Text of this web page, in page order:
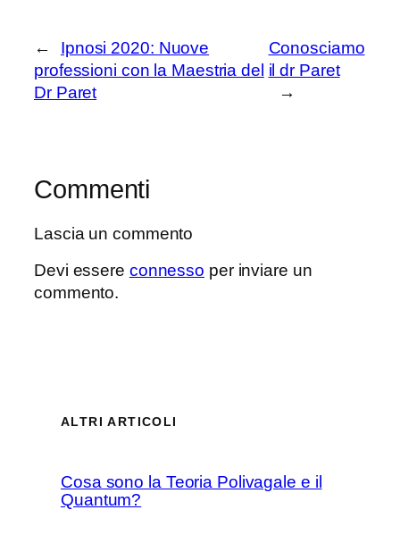
←
Ipnosi 2020: Nuove
professioni con la Maestria del
Dr Paret
Conosciamo
il dr Paret
→
Commenti
Lascia un commento
Devi essere connesso per inviare un
commento.
ALTRI ARTICOLI
Cosa sono la Teoria Polivagale e il
Quantum?